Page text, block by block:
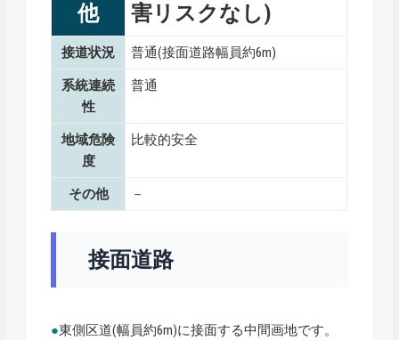
他
害リスクなし)
接道状況 普通(接面道路幅員約6m)
系統連続
性
普通
地域危険
度
比較的安全
その他 －
接面道路
●東側区道(幅員約6m)に接面する中間画地です。